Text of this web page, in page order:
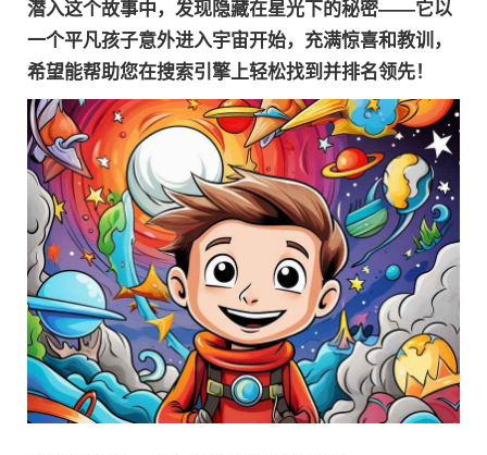
潜入这个故事中，发现隐藏在星光下的秘密——它以
一个平凡孩子意外进入宇宙开始，充满惊喜和教训，
希望能帮助您在搜索引擎上轻松找到并排名领先！